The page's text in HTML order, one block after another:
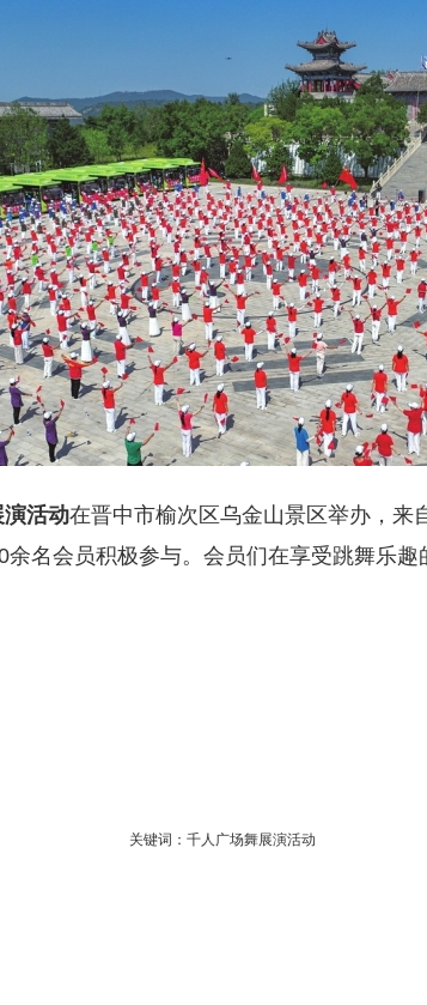
活动在晋中市榆次区乌金山景区举办，来
余名会员积极参与。会员们在享受跳舞乐
关键词：千人广场舞展演活动